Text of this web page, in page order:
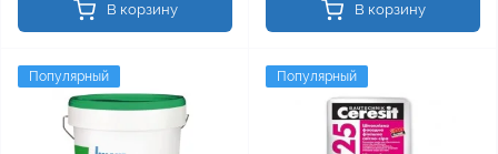
В корзину В корзину
Популярный Популярный